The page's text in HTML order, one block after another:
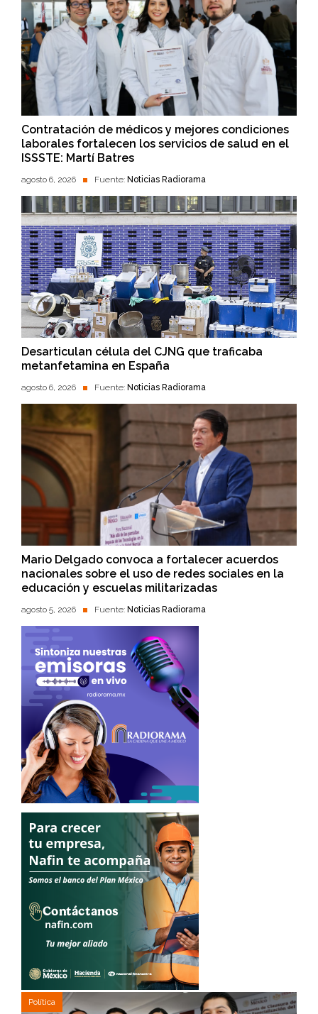
Contratación de médicos y mejores condiciones
laborales fortalecen los servicios de salud en el
ISSSTE: Martí Batres
agosto 6, 2026 Fuente: Noticias Radiorama
Desarticulan célula del CJNG que traficaba
metanfetamina en España
agosto 6, 2026 Fuente: Noticias Radiorama
Mario Delgado convoca a fortalecer acuerdos
nacionales sobre el uso de redes sociales en la
educación y escuelas militarizadas
agosto 5, 2026 Fuente: Noticias Radiorama
Política